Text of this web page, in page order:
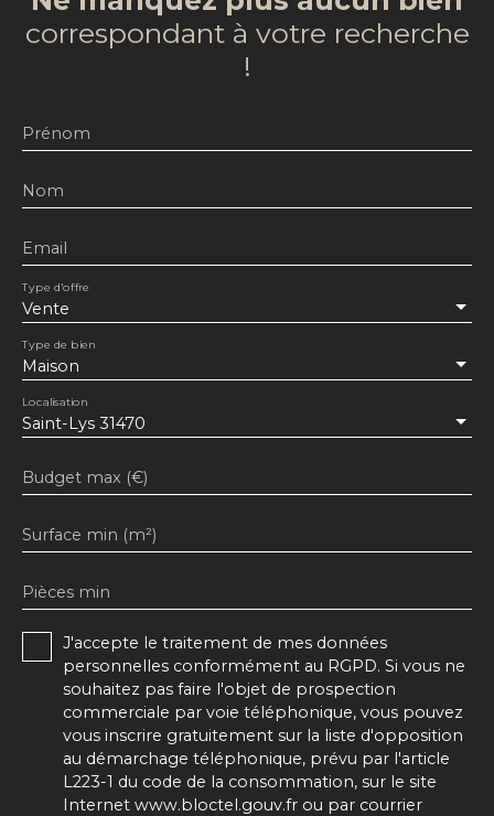
correspondant à votre recherche
!
Prénom
Nom
Email
Vente
Type d'offre
Maison
Type de bien
Saint-Lys 31470
Localisation
Budget max (€)
Surface min (m²)
Pièces min
J'accepte le traitement de mes données
personnelles conformément au RGPD. Si vous ne
souhaitez pas faire l'objet de prospection
commerciale par voie téléphonique, vous pouvez
vous inscrire gratuitement sur la liste d'opposition
au démarchage téléphonique, prévu par l'article
L223-1 du code de la consommation, sur le site
Internet www.bloctel.gouv.fr ou par courrier